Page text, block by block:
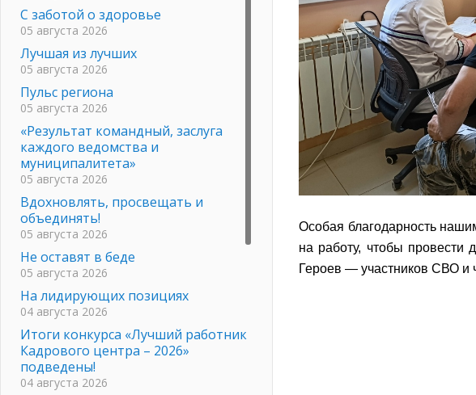
Особая благодарность
на работу, чтобы провести
Героев — участников СВО и
С заботой о здоровье
05 августа 2026
Лучшая из лучших
05 августа 2026
Пульс региона
05 августа 2026
«Результат командный, заслуга
каждого ведомства и
муниципалитета»
05 августа 2026
Вдохновлять, просвещать и
объединять!
05 августа 2026
Не оставят в беде
05 августа 2026
На лидирующих позициях
04 августа 2026
Итоги конкурса «Лучший работник
Кадрового центра – 2026»
подведены!
04 августа 2026